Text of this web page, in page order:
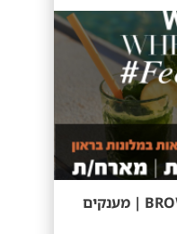
מלצרים/יות למלונות BROWN | מענקים